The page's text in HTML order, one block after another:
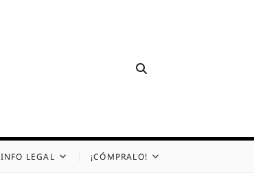
INFO LEGAL ¡CÓMPRALO!